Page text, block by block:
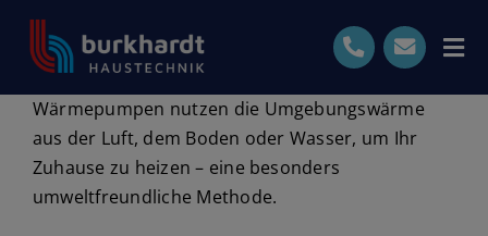
content
Start
Leistungen
Wärmepumpen nutzen die Umgebungswärme
aus der Luft, dem Boden oder Wasser, um Ihr
Zuhause zu heizen – eine besonders
umweltfreundliche Methode.